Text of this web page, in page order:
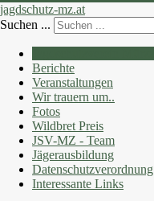
jagdschutz-mz.at
Suchen ...
Berichte
Veranstaltungen
Wir trauern um..
Fotos
Wildbret Preis
JSV-MZ - Team
Jägerausbildung
Datenschutzverordnung
Interessante Links